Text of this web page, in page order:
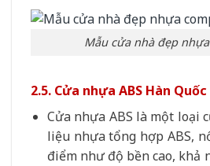
Mẫu cửa nhà đẹp
2.5. Cửa nhựa ABS Hàn Quốc
Cửa nhựa ABS là một loại
liệu nhựa tổng hợp ABS,
điểm như độ bền cao, khả